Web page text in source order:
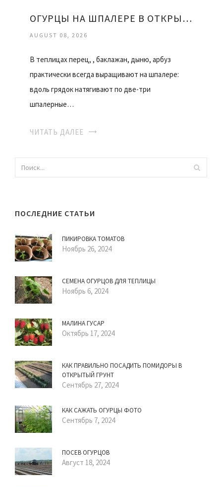
ОГУРЦЫ НА ШПАЛЕРЕ В ОТКРЫТОМ ГРУНТЕ
AUGUST 08, 2026
В теплицах перец, , баклажан, дыню, арбуз
практически всегда выращивают на шпалере:
вдоль грядок натягивают по две-три
шпалерные…
ЧИТАТЬ ДАЛЕЕ
ПОСЛЕДНИЕ СТАТЬИ
ПИКИРОВКА ТОМАТОВ
Ноябрь 26, 2024
СЕМЕНА ОГУРЦОВ ДЛЯ ТЕПЛИЦЫ
Ноябрь 6, 2024
МАЛИНА ГУСАР
Октябрь 17, 2024
КАК ПРАВИЛЬНО ПОСАДИТЬ ПОМИДОРЫ В
ОТКРЫТЫЙ ГРУНТ
Сентябрь 27, 2024
КАК САЖАТЬ ОГУРЦЫ ФОТО
Сентябрь 7, 2024
ПОСЕВ ОГУРЦОВ
Август 18, 2024